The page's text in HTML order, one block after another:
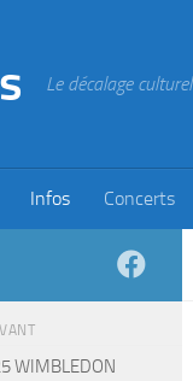
Le décalage culturel
Infos Concerts
WIMBLEDON